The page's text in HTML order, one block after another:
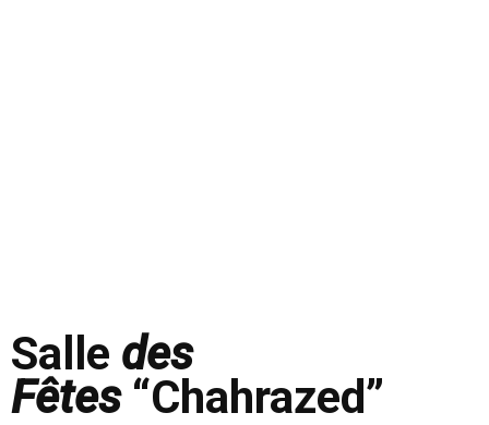
Salle des
Fêtes“Chahrazed”